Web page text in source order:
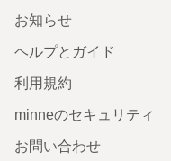
お知らせ
ヘルプとガイド
利用規約
minneのセキュリティ
お問い合わせ